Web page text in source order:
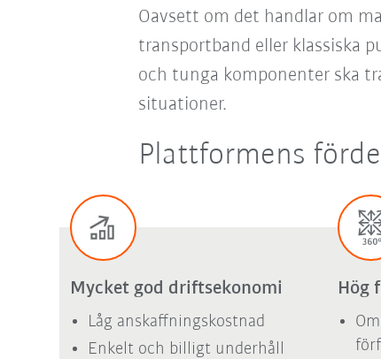
Oavsett om det handlar om
transportband eller klassiska
och tunga komponenter ska
situationer.
Plattformens
Mycket god driftsekonomi
Låg anskaffningskostnad
Enkelt och billigt underhåll
Hög